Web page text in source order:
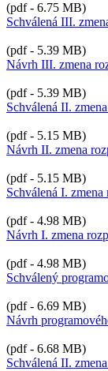
(pdf - 6.75 MB)
Schválená III.
(pdf - 5.39 MB)
Návrh III. zmena
(pdf - 5.39 MB)
Schválená II.
(pdf - 5.15 MB)
Návrh II. zmena
(pdf - 5.15 MB)
Schválená I.
(pdf - 4.98 MB)
Návrh I. zmena
(pdf - 4.98 MB)
Schválený
(pdf - 6.69 MB)
Návrh
(pdf - 6.68 MB)
Schválená II.